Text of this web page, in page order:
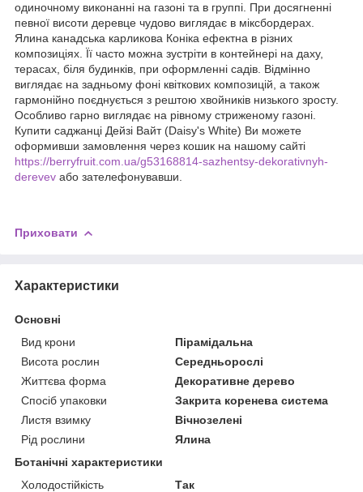
одиночному виконанні на газоні та в группі. При досягненні
певної висоти деревце чудово виглядає в міксбордерах.
Ялина канадська карликова Коніка ефектна в різних
композиціях. Її часто можна зустріти в контейнері на даху,
терасах, біля будинків, при оформленні садів. Відмінно
виглядає на задньому фоні квіткових композицій, а також
гармонійно поєднується з рештою хвойників низького зросту.
Особливо гарно виглядає на рівному стриженому газоні.
Купити саджанці Дейзі Вайт (Daisy's White) Ви можете
оформивши замовлення через кошик на нашому сайті
https://berryfruit.com.ua/g53168814-sazhentsy-dekorativnyh-
derevev або зателефонувавши.
Приховати
Характеристики
Основні
Вид крони
Пірамідальна
Висота рослин
Середньорослі
Життєва форма
Декоративне дерево
Спосіб упаковки
Закрита коренева система
Листя взимку
Вічнозелені
Рід рослини
Ялина
Ботанічні характеристики
Холодостійкість
Так